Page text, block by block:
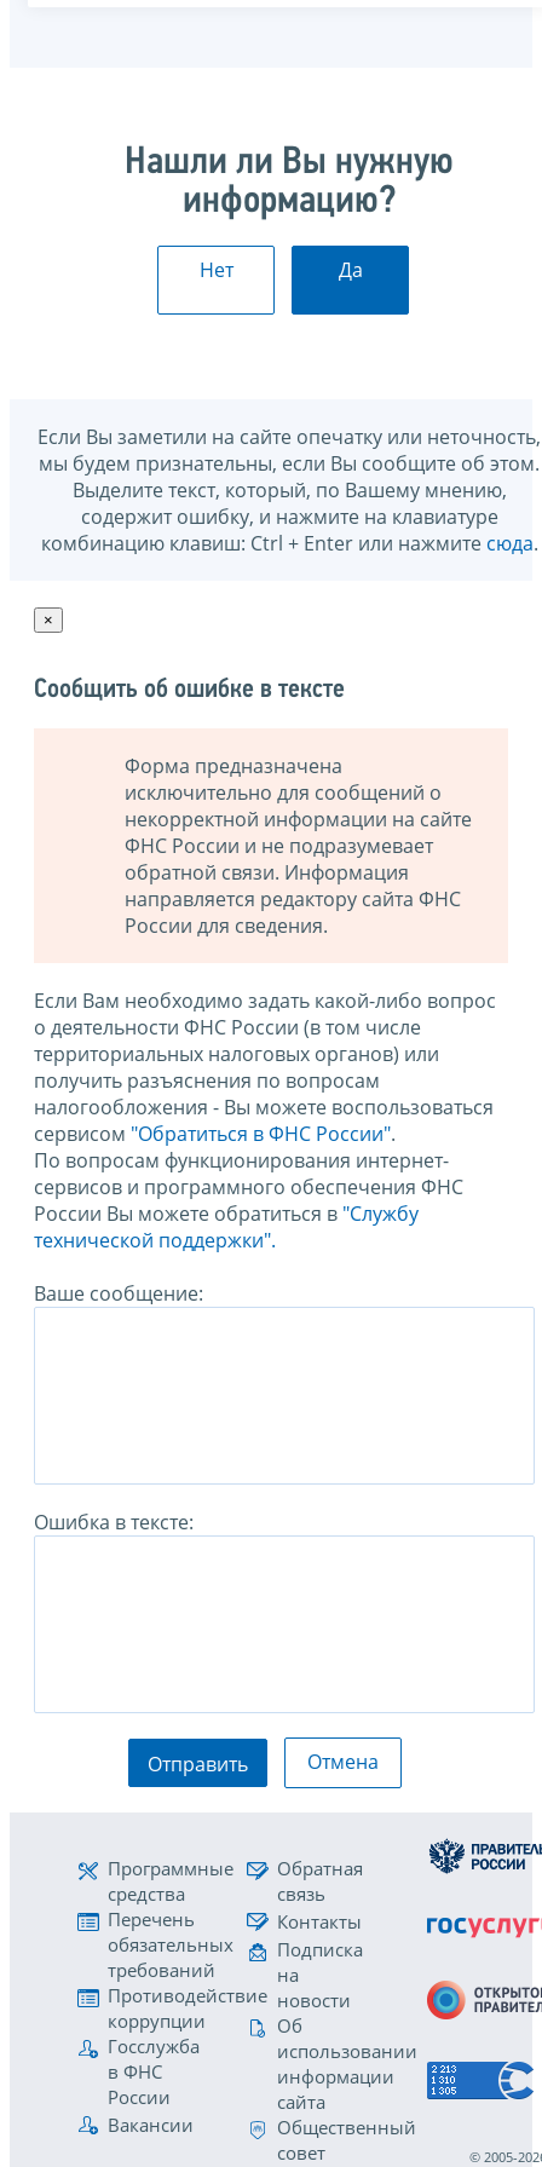
Нашли ли Вы нужную
информацию?
Нет Да
Если Вы заметили на сайте опечатку или неточность,
мы будем признательны, если Вы сообщите об этом.
Выделите текст, который, по Вашему мнению,
содержит ошибку, и нажмите на клавиатуре
комбинацию клавиш: Ctrl + Enter или нажмите сюда.
×
Сообщить об ошибке в тексте
Форма предназначена
исключительно для сообщений о
некорректной информации на сайте
ФНС России и не подразумевает
обратной связи. Информация
направляется редактору сайта ФНС
России для сведения.
Если Вам необходимо задать какой-либо вопрос
о деятельности ФНС России (в том числе
территориальных налоговых органов) или
получить разъяснения по вопросам
налогообложения - Вы можете воспользоваться
сервисом "Обратиться в ФНС России".
По вопросам функционирования интернет-
сервисов и программного обеспечения ФНС
России Вы можете обратиться в "Службу
технической поддержки".
Ваше сообщение:
Ошибка в тексте:
Отправить Отмена
Программные
средства
Перечень
обязательных
требований
Противодействие
коррупции
Госслужба
в ФНС
России
Вакансии
Обратная
связь
Контакты
Подписка
на
новости
Об
использовании
информации
сайта
Общественный
совет
© 2005-